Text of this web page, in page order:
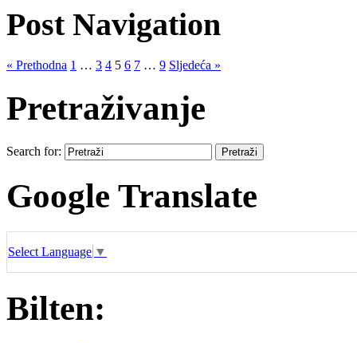
Post Navigation
« Prethodna 1 … 3 4 5 6 7 … 9 Sljedeća »
Pretraživanje
Search for:
Google Translate
Select Language ▼
Bilten: